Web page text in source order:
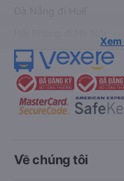
Về chúng tôi